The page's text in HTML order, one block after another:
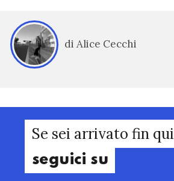
di Alice Cecchi
Se sei arrivato fin qui
seguici su